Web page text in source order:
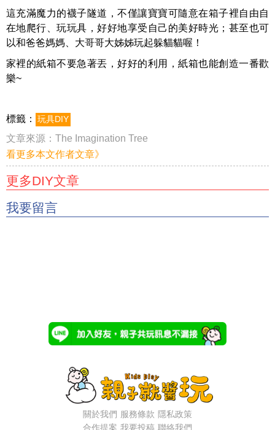
這充滿魔力的襪子隧道，不僅讓寶寶可隨意在箱子裡自由自
在地爬行、玩玩具，好好地享受自己的美好時光；甚至也可
以和爸爸媽媽、大哥哥大姊姊玩起躲貓貓喔！
家裡的紙箱不要急著丟，好好的利用，紙箱也能創造一番歡
樂~
標籤： 玩具DIY
文章來源： The Imagination Tree
看更多本文作者文章》
更多DIY文章
我要留言
關於我們 服務條款 隱私政策
合作提案 我要投稿 聯絡我們